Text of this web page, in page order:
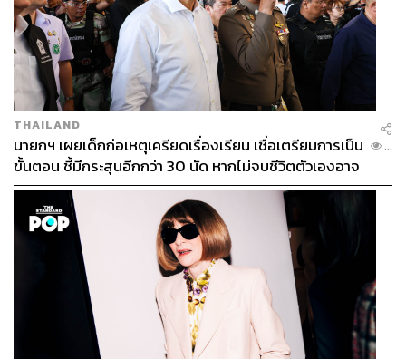
THAILAND
นายกฯ เผยเด็กก่อเหตุเครียดเรื่องเรียน เชื่อเตรียมการเป็น
ขั้นตอน ชี้มีกระสุนอีกกว่า 30 นัด หากไม่จบชีวิตตัวเองอาจ
สูญเสียเพิ่ม
...